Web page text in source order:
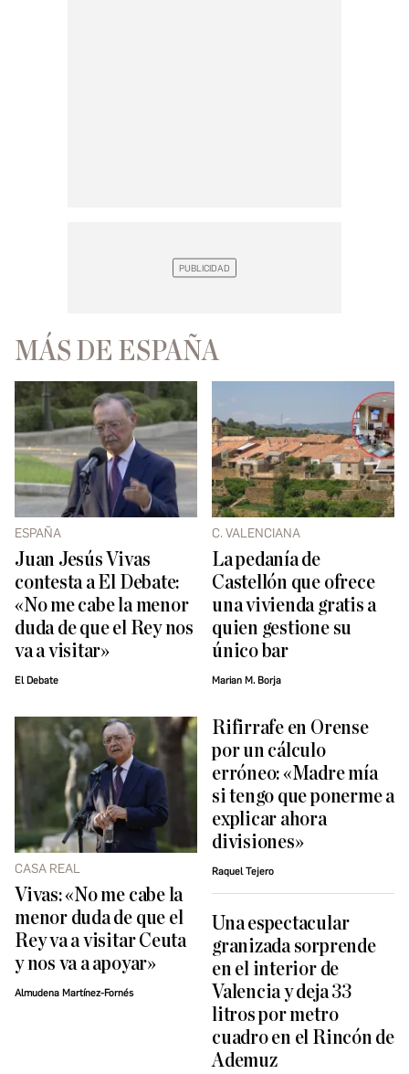
MÁS DE ESPAÑA
ESPAÑA
Juan Jesús Vivas
contesta a El Debate:
«No me cabe la menor
duda de que el Rey nos
va a visitar»
El Debate
C. VALENCIANA
La pedanía de
Castellón que ofrece
una vivienda gratis a
quien gestione su
único bar
Marian M. Borja
CASA REAL
Vivas: «No me cabe la
menor duda de que el
Rey va a visitar Ceuta
y nos va a apoyar»
Almudena Martínez-Fornés
Rifirrafe en Orense
por un cálculo
erróneo: «Madre mía
si tengo que ponerme a
explicar ahora
divisiones»
Raquel Tejero
Una espectacular
granizada sorprende
en el interior de
Valencia y deja 33
litros por metro
cuadro en el Rincón de
Ademuz